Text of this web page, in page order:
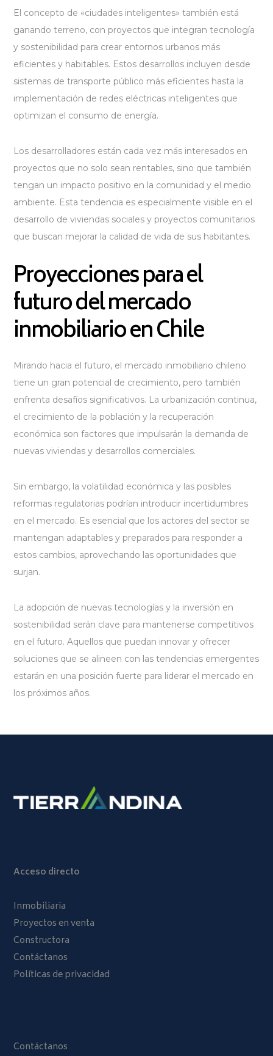
El concepto de «ciudades inteligentes» también está
ganando terreno, con proyectos que integran tecnología
y sostenibilidad para crear entornos urbanos más
eficientes y habitables. Estos desarrollos incluyen desde
sistemas de transporte público más eficientes hasta la
implementación de redes eléctricas inteligentes que
optimizan el consumo de energía.
Los desarrolladores están cada vez más interesados en
proyectos que no solo sean rentables, sino que también
tengan un impacto positivo en la comunidad y el medio
ambiente. Esta tendencia es especialmente visible en el
desarrollo de viviendas sociales y proyectos comunitarios
que buscan mejorar la calidad de vida de sus habitantes.
Proyecciones para el
futuro del mercado
inmobiliario en Chile
Mirando hacia el futuro, el mercado inmobiliario chileno
tiene un gran potencial de crecimiento, pero también
enfrenta desafíos significativos. La urbanización continua,
el crecimiento de la población y la recuperación
económica son factores que impulsarán la demanda de
nuevas viviendas y desarrollos comerciales.
Sin embargo, la volatilidad económica y las posibles
reformas regulatorias podrían introducir incertidumbres
en el mercado. Es esencial que los actores del sector se
mantengan adaptables y preparados para responder a
estos cambios, aprovechando las oportunidades que
surjan.
La adopción de nuevas tecnologías y la inversión en
sostenibilidad serán clave para mantenerse competitivos
en el futuro. Aquellos que puedan innovar y ofrecer
soluciones que se alineen con las tendencias emergentes
estarán en una posición fuerte para liderar el mercado en
los próximos años.
Acceso directo
Inmobiliaria
Proyectos en venta
Constructora
Contáctanos
Políticas de privacidad
Contáctanos